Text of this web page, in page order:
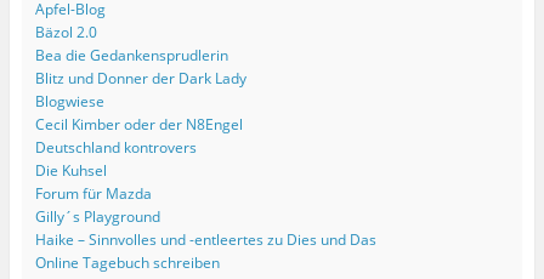
Apfel-Blog
Bäzol 2.0
Bea die Gedankensprudlerin
Blitz und Donner der Dark Lady
Blogwiese
Cecil Kimber oder der N8Engel
Deutschland kontrovers
Die Kuhsel
Forum für Mazda
Gilly´s Playground
Haike – Sinnvolles und -entleertes zu Dies und Das
Online Tagebuch schreiben